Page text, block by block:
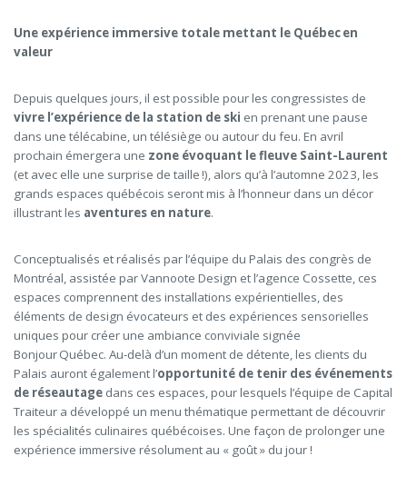
Une expérience immersive totale mettant le Québec en
valeur
Depuis quelques jours, il est possible pour les congressistes de
vivre l’expérience de la station de ski en prenant une pause
dans une télécabine, un télésiège ou autour du feu. En avril
prochain émergera une zone évoquant le fleuve Saint-Laurent
(et avec elle une surprise de taille !), alors qu’à l’automne 2023, les
grands espaces québécois seront mis à l’honneur dans un décor
illustrant les aventures en nature.
Conceptualisés et réalisés par l’équipe du Palais des congrès de
Montréal, assistée par Vannoote Design et l’agence Cossette, ces
espaces comprennent des installations expérientielles, des
éléments de design évocateurs et des expériences sensorielles
uniques pour créer une ambiance conviviale signée
Bonjour Québec. Au-delà d’un moment de détente, les clients du
Palais auront également l’opportunité de tenir des événements
de réseautage dans ces espaces, pour lesquels l’équipe de Capital
Traiteur a développé un menu thématique permettant de découvrir
les spécialités culinaires québécoises. Une façon de prolonger une
expérience immersive résolument au « goût » du jour !